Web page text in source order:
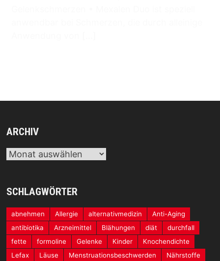
ARCHIV
Archiv
SCHLAGWÖRTER
abnehmen Allergie alternativmedizin
Anti-Aging
antibiotika
Arzneimittel Blähungen diät
durchfall
fette
formoline Gelenke Kinder
Knochendichte
Lefax
Läuse Menstruationsbeschwerden
Nährstoffe